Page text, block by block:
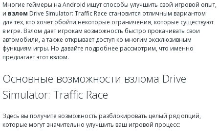
Mногие геймеры на Android ищут способы улучшить свой игровой опыт,
и взлом Drive Simulator: Traffic Race становится отличным вариантом
для тех, кто хочет обойти некоторые ограничения, которые существуют
в игре. Взлом дает игрокам возможность быстро прокачивать свои
автомобили, а также открывает доступ ко многим эксклюзивным
функциям игры. Но давайте подробнее рассмотрим, что именно
предлагает этот взлом.
Основные возможности взлома Drive
Simulator: Traffic Race
Здесь вы получите возможность разблокировать целый ряд опций,
которые могут значительно улучшить ваш игровой процесс: